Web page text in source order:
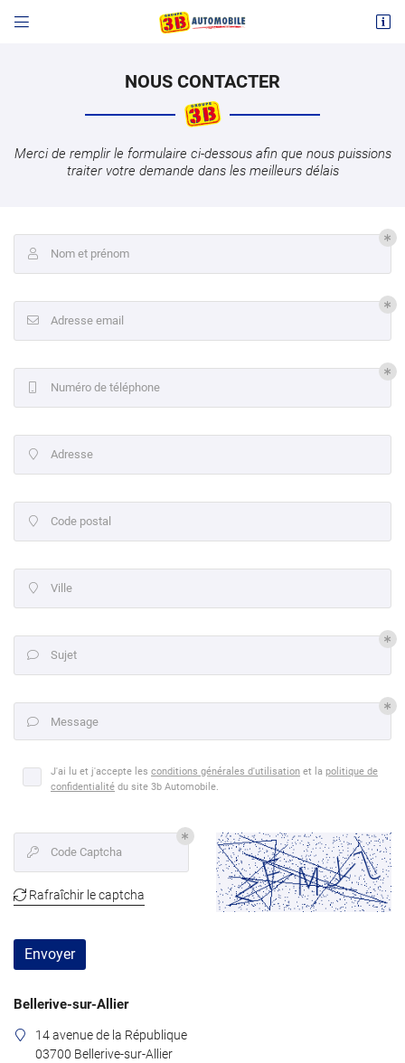

Accueil
Achat
Location
Location
et réparations
services

04 70 32 31
14 avenue de la République
 Adresse email de réception
 Code Captcha
Rafraîchir le captcha
NOUS CONTACTER
Merci de remplir le formulaire ci-dessous afin que nous puissions
traiter votre demande dans les meilleurs délais
 Nom et prénom
 Adresse email
Numéro de téléphone
 Adresse
 Code postal
 Ville
 Sujet
 Message
J'ai lu et j'accepte les conditions générales d'utilisation et la politique de
confidentialité du site 3b Automobile.
 Code Captcha
 Rafraîchir le captcha
Envoyer
Bellerive-sur-Allier
14 avenue de la République
03700 Bellerive-sur-Allier